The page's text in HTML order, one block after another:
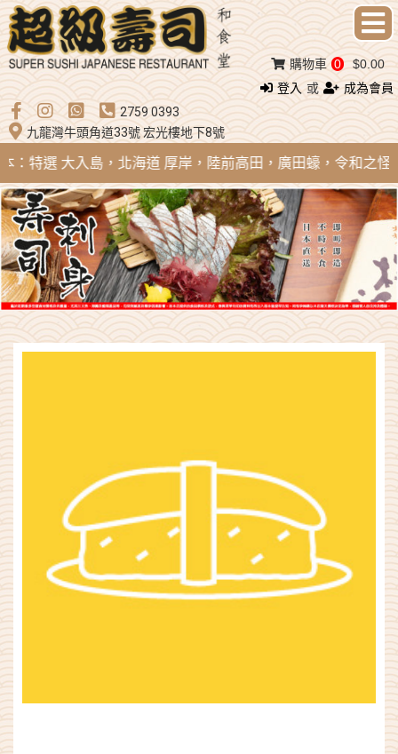
登入 或
成為會員
2759 0393
九龍灣牛頭角道33號 宏光樓地下8號
購物車 0 $0.00
：特選 大入島，北海道 厚岸，陸前高田，廣田蠔，令和之